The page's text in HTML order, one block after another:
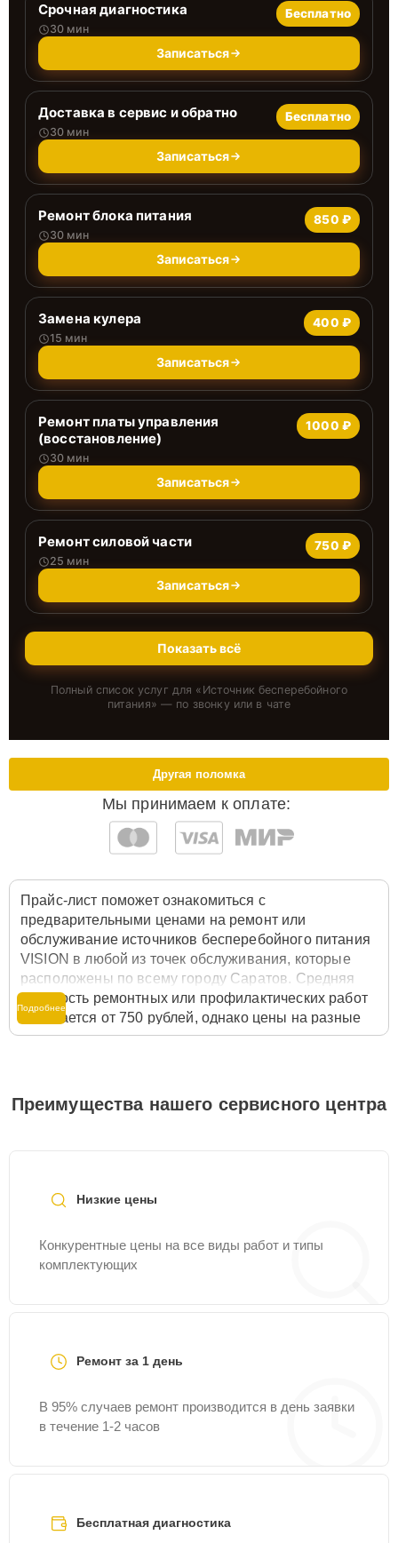
Срочная диагностика
30 мин
Бесплатно
Записаться
Доставка в сервис и обратно
30 мин
Бесплатно
Записаться
Ремонт блока питания
30 мин
850 ₽
Записаться
Замена кулера
15 мин
400 ₽
Записаться
Ремонт платы управления
(восстановление)
30 мин
1000 ₽
Записаться
Ремонт силовой части
25 мин
750 ₽
Записаться
Показать всё
Полный список услуг для « Источник бесперебойного
питания» — по звонку или в чате
Мы принимаем к оплате:
Другая поломка
Прайс-лист поможет ознакомиться с
предварительными ценами на ремонт или
обслуживание источников бесперебойного питания
VISION в любой из точек обслуживания, которые
расположены по всему городу Саратов. Средняя
стоимость ремонтных или профилактических работ
начинается от 750 рублей, однако цены на разные
виды комплектующих могут различаться. Полную
службы заботы о клиентах. Для расчета итоговой
стоимости ремонта источника бесперебойного
Подробнее
Преимущества нашего сервисного центра
Низкие цены
Конкурентные цены на все виды работ и типы
комплектующих
Ремонт за 1 день
В 95% случаев ремонт производится в день заявки
в течение 1-2 часов
Бесплатная диагностика